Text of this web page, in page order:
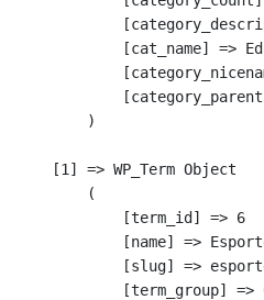
[cat_name] =>
        )
    [1] => WP_Term Object
        (
            [term_id] => 6
[name] =>
[slug] =>
[term_group] =>